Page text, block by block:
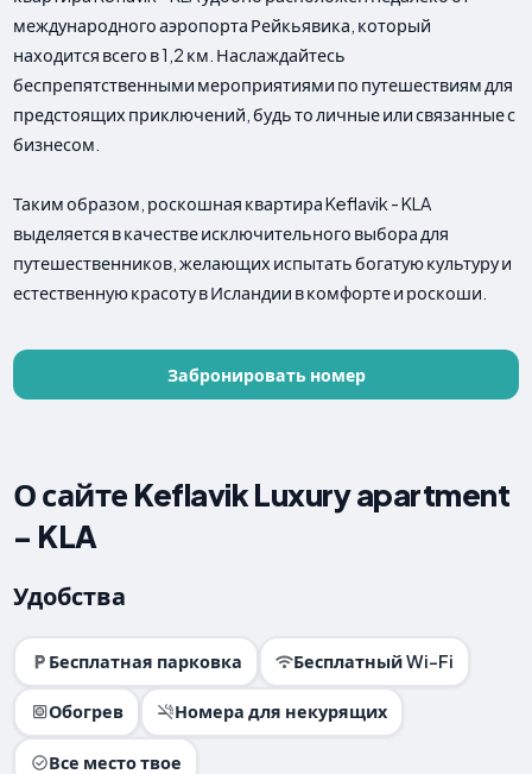
международного аэропорта Рейкьявика, который
находится всего в 1,2 км. Наслаждайтесь
беспрепятственными мероприятиями по путешествиям для
предстоящих приключений, будь то личные или связанные с
бизнесом.
Таким образом, роскошная квартира Keflavik - KLA
выделяется в качестве исключительного выбора для
путешественников, желающих испытать богатую культуру и
естественную красоту в Исландии в комфорте и роскоши.
Забронировать номер
О сайте Keflavik Luxury apartment
- KLA
Удобства
Бесплатная парковка Бесплатный Wi-Fi
Обогрев Номера для некурящих
Все место твое